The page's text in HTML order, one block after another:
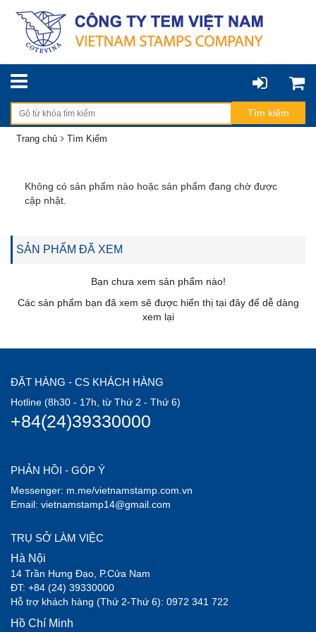
Trang chủ Tìm Kiếm
Không có sản phẩm nào hoặc sản phẩm đang chờ được
cập nhật.
SẢN PHẨM ĐÃ XEM
Bạn chưa xem sản phẩm nào!
Các sản phẩm bạn đã xem sẽ được hiển thị tại đây để dễ dàng
xem lại
ĐẶT HÀNG - CS KHÁCH HÀNG
Hotline (8h30 - 17h, từ Thứ 2 - Thứ 6)
+84(24)39330000
PHẢN HỒI - GÓP Ý
Messenger: m.me/vietnamstamp.com.vn
Email: vietnamstamp14@gmail.com
TRỤ SỞ LÀM VIỆC
Hà Nội
14 Trần Hưng Đạo, P.Cửa Nam
ĐT: +84 (24) 39330000
Hỗ trợ khách hàng (Thứ 2-Thứ 6): 0972 341 722
Hồ Chí Minh